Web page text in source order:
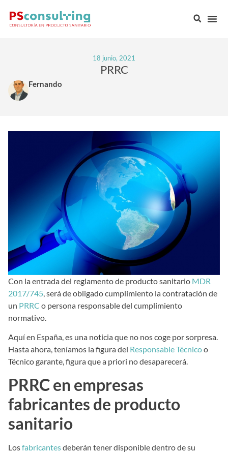
18 junio, 2021
PRRC
Fernando
Con la entrada del reglamento de producto sanitario MDR
2017/745, será de obligado cumplimiento la contratación de
un PRRC o persona responsable del cumplimiento
normativo.
Aquí en España, es una noticia que no nos coge por sorpresa.
Hasta ahora, teníamos la figura del Responsable Técnicoo
Técnico garante, figura que a priori no desaparecerá.
PRRC en empresas
fabricantes de producto
sanitario
Losfabricantesdeberán tener disponible dentro de su